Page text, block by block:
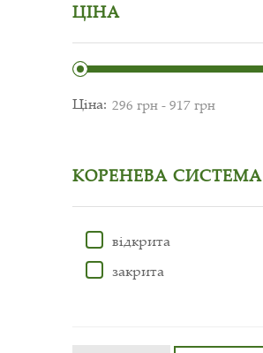
ЦІНА
Ціна:
КОРЕНЕВА СИСТЕМА
відкрита
закрита